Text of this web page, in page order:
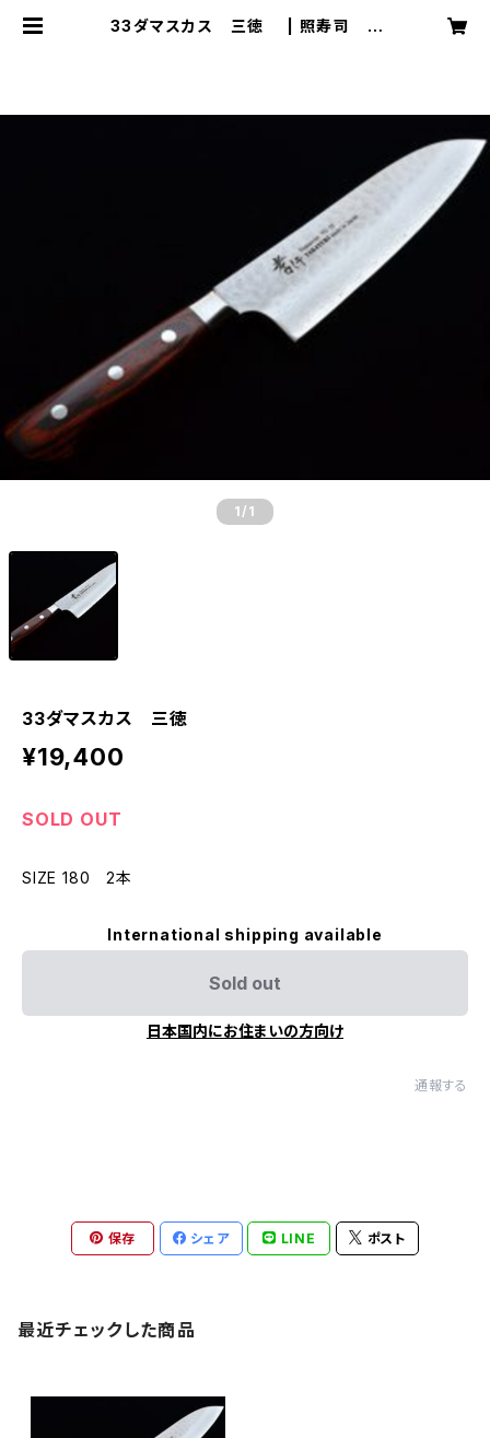
33ダマスカス 三徳 | 照寿司 T
1 /1
33ダマスカス 三徳
¥19,400
SOLD OUT
SIZE 180 2本
International shipping available
Sold out
日本国内にお住まいの方向け
通報する
保存 シェア LINE ポスト
最近チェックした商品